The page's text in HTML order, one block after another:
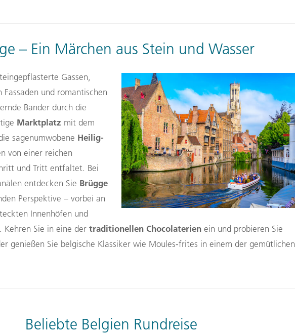
– Ein Märchen aus Stein und Wasser
Gassen,
und romantischen
Bänder durch die
Marktplatz mit dem
sagenumwobene Heilig-
von einer reichen
und Tritt entfaltet. Bei
entdecken Sie Brügge
Perspektive – vorbei an
Innenhöfen und
Kehren Sie in eine der traditionellen Chocolaterien ein und probieren Sie
genießen Sie belgische Klassiker wie Moules-frites in einem der gemütlichen
Beliebte Belgien Rundreise